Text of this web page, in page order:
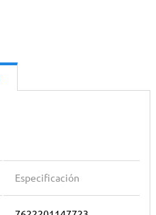
Especificación